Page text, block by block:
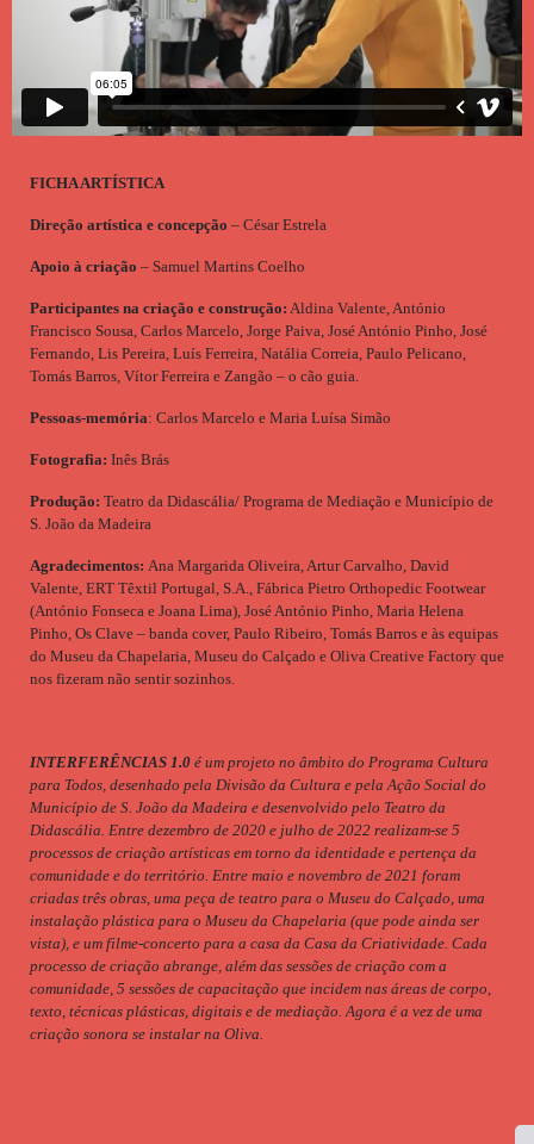
FICHA ARTÍSTICA
Direção artística e concepção – César Estrela
Apoio à criação – Samuel Martins Coelho
Participantes na criação e construção: Aldina Valente, António
Francisco Sousa, Carlos Marcelo, Jorge Paiva, José António Pinho, José
Fernando, Lis Pereira, Luís Ferreira, Natália Correia, Paulo Pelicano,
Tomás Barros, Vítor Ferreira e Zangão – o cão guia.
Pessoas-memória: Carlos Marcelo e Maria Luísa Simão
Fotografia: Inês Brás
Produção: Teatro da Didascália/ Programa de Mediação e Município de
S. João da Madeira
Agradecimentos: Ana Margarida Oliveira, Artur Carvalho, David
Valente, ERT Têxtil Portugal, S.A., Fábrica Pietro Orthopedic Footwear
(António Fonseca e Joana Lima), José António Pinho, Maria Helena
Pinho, Os Clave – banda cover, Paulo Ribeiro, Tomás Barros e às equipas
do Museu da Chapelaria, Museu do Calçado e Oliva Creative Factory que
nos fizeram não sentir sozinhos.
INTERFERÊNCIAS 1.0 é um projeto no âmbito do Programa Cultura
para Todos, desenhado pela Divisão da Cultura e pela Ação Social do
Município de S. João da Madeira e desenvolvido pelo Teatro da
Didascália. Entre dezembro de 2020 e julho de 2022 realizam-se 5
processos de criação artísticas em torno da identidade e pertença da
comunidade e do território. Entre maio e novembro de 2021 foram
criadas três obras, uma peça de teatro para o Museu do Calçado, uma
instalação plástica para o Museu da Chapelaria (que pode ainda ser
vista), e um filme-concerto para a casa da Casa da Criatividade. Cada
processo de criação abrange, além das sessões de criação com a
comunidade, 5 sessões de capacitação que incidem nas áreas de corpo,
texto, técnicas plásticas, digitais e de mediação. Agora é a vez de uma
criação sonora se instalar na Oliva.